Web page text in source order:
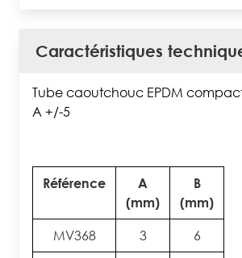
Caractéristiques
Tube caoutchouc EPDM
A +/-5
Référence
A
(mm)
B
(mm)
MV368 3 6